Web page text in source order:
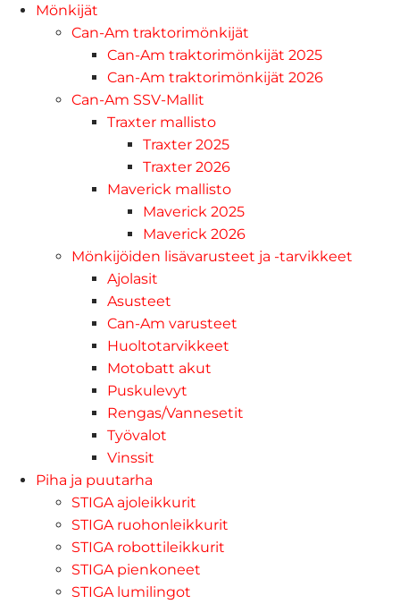
Mönkijät
Can-Am traktorimönkijät
Can-Am traktorimönkijät 2025
Can-Am traktorimönkijät 2026
Can-Am SSV-Mallit
Traxter mallisto
Traxter 2025
Traxter 2026
Maverick mallisto
Maverick 2025
Maverick 2026
Mönkijöiden lisävarusteet ja -tarvikkeet
Ajolasit
Asusteet
Can-Am varusteet
Huoltotarvikkeet
Motobatt akut
Puskulevyt
Rengas/Vannesetit
Työvalot
Vinssit
Piha ja puutarha
STIGA ajoleikkurit
STIGA ruohonleikkurit
STIGA robottileikkurit
STIGA pienkoneet
STIGA lumilingot